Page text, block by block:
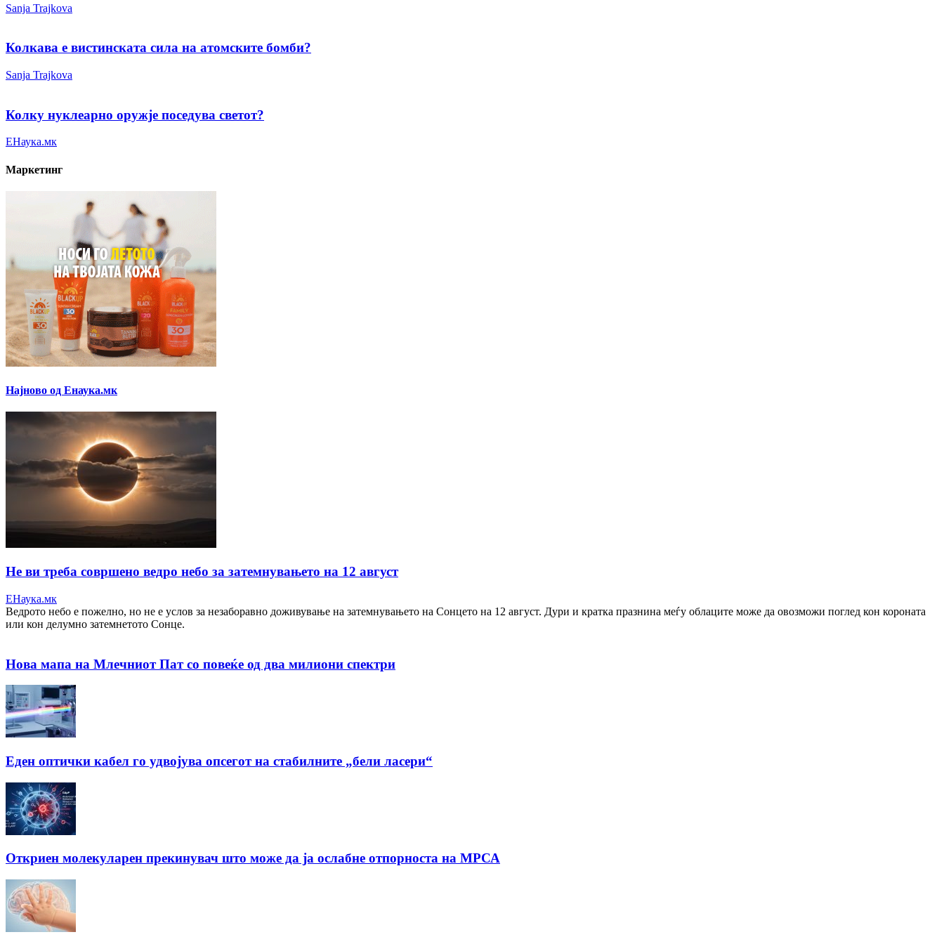
Sanja Trajkova
Колкава е вистинската сила на атомските бомби?
Sanja Trajkova
Колку нуклеарно оружје поседува светот?
ЕНаука.мк
Маркетинг
Најново од Енаука.мк
Не ви треба совршено ведро небо за затемнувањето на 12 август
ЕНаука.мк
Ведрото небо е пожелно, но не е услов за незаборавно доживување на затемнувањето на Сонцето на 12 август. Дури и кратка празнина меѓу облаците може да овозможи поглед кон короната
или кон делумно затемнетото Сонце.
Нова мапа на Млечниот Пат со повеќе од два милиони спектри
Еден оптички кабел го удвојува опсегот на стабилните „бели ласери“
Откриен молекуларен прекинувач што може да ја ослабне отпорноста на МРСА